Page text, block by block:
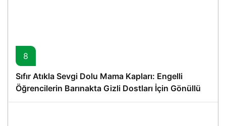
8
Sıfır Atıkla Sevgi Dolu Mama Kapları: Engelli
Öğrencilerin Barınakta Gizli Dostları İçin Gönüllü
Proje